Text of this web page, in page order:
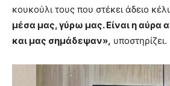
κουκούλι τους που στέκει άδειο
μέσα μας, γύρω μας. Είναι η αύρα
και μας σημάδεψαν», υποστηρίζει.